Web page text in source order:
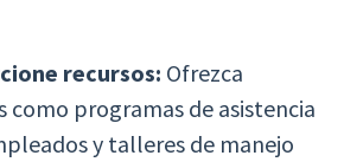
recursos: Ofrezca
como programas de asistencia
y talleres de manejo